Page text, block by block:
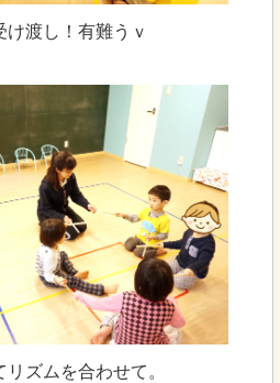
け渡し！有難うｖ
ズムを合わせて。